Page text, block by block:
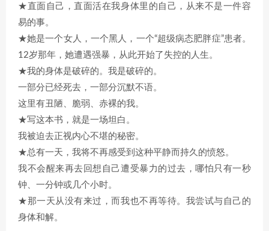
★直面自己，直面活在我身体里的自己，从来不是一件容
易的事。
★她是一个女人，一个黑人，一个“超级病态肥胖症”患者。
12岁那年，她遭遇强暴，从此开始了失控的人生。
★我的身体是破碎的。我是破碎的。
一部分已经死去，一部分沉默不语。
这里有丑陋、脆弱、赤裸的我。
★写这本书，就是一场坦白。
我被迫去正视内心不堪的秘密。
★总有一天，我将不再感受到这种平静而持久的愤怒。
我不会醒来再去回想自己遭受暴力的过去，哪怕只有一秒
钟、一分钟或几个小时。
★那一天从没有来过，而我也不再等待。我尝试与自己的
身体和解。